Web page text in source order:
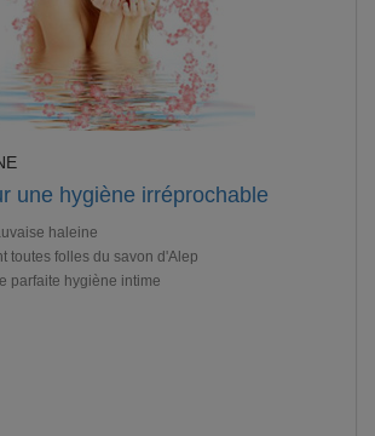
une hygiène irréprochable
haleine
toutes folles du savon d'Alep
parfaite hygiène intime